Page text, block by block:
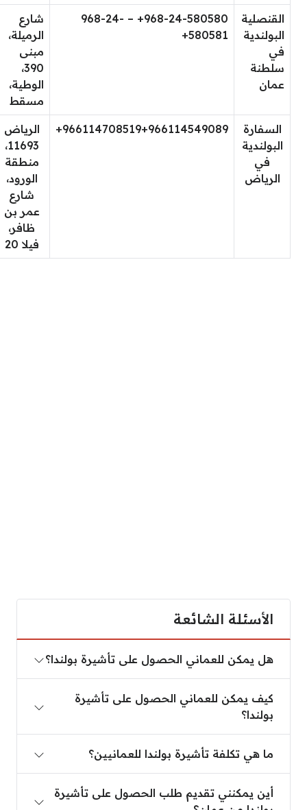
القنصلية
البولندية
في
سلطنة
عمان
968-24-580580+ – 968-24-
580581+
شارع
الرميلة،
مبنى
390،
الوطية،
مسقط
السفارة
البولندية
في
الرياض
966114708519+966114549089+
الرياض
11693،
منطقة
الورود،
شارع
عمر بن
ظافر،
فيلا 20
الأسئلة الشائعة
هل يمكن للعماني الحصول على تأشيرة بولندا؟
كيف يمكن للعماني الحصول على تأشيرة
بولندا؟
ما هي تكلفة تأشيرة بولندا للعمانيين؟
أين يمكنني تقديم طلب الحصول على تأشيرة